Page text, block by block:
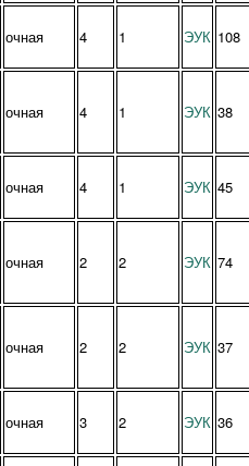
очная 4 1 ЭУК 108
очная 4 1 ЭУК 38
очная 4 1 ЭУК 45
очная 2 2 ЭУК 74
очная 2 2 ЭУК 37
очная 3 2 ЭУК 36